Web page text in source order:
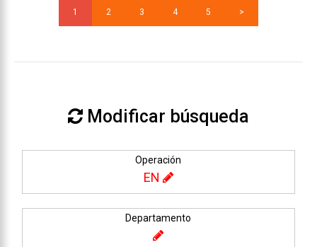
1 2 3 4 5 >
Modificar búsqueda
Operación
EN
Departamento